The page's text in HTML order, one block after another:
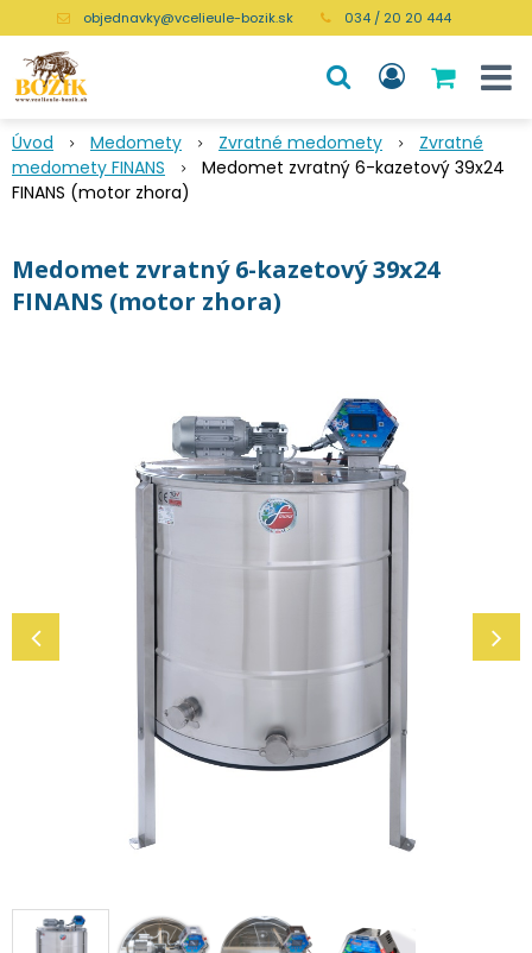
objednavky@vcelieule-bozik.sk 034 / 20 20 444
Úvod Medomety Zvratné medomety
Zvratné
medomety FINANS
Medomet zvratný 6-kazetový 39x24
FINANS (motor zhora)
Medomet zvratný 6-kazetový 39x24
FINANS (motor zhora)